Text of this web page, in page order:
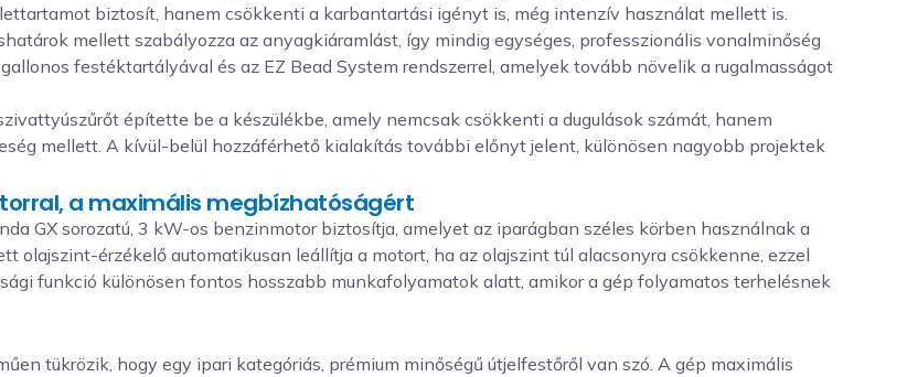
biztosít, hanem csökkenti a karbantartási igényt is, még intenzív használat mellett is.
mellett szabályozza az anyagkiáramlást, így mindig egységes, professzionális vonalminőség
festéktartályával és az EZ Bead System rendszerrel, amelyek tovább növelik a rugalmasságot
építette be a készülékbe, amely nemcsak csökkenti a dugulások számát, hanem
mellett. A kívül-belül hozzáférhető kialakítás további előnyt jelent, különösen nagyobb projektek
a maximális megbízhatóságért
GX sorozatú, 3 kW-os benzinmotor biztosítja, amelyet az iparágban széles körben használnak a
érzékelő automatikusan leállítja a motort, ha az olajszint túl alacsonyra csökkenne, ezzel
funkció különösen fontos hosszabb munkafolyamatok alatt, amikor a gép folyamatos terhelésnek
tükrözik, hogy egy ipari kategóriás, prémium minőségű útjelfestőről van szó. A gép maximális